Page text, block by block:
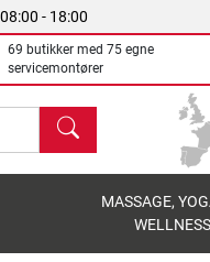
08:00 - 18:00
69 butikker med 75 egne
servicemontører
søg
MASSAGE,